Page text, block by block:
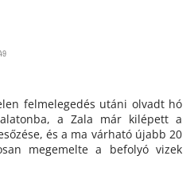
felmelegedés utáni olvadt hó
a Zala már kilépett a
és a ma várható újabb 20
megemelte a befolyó vizek